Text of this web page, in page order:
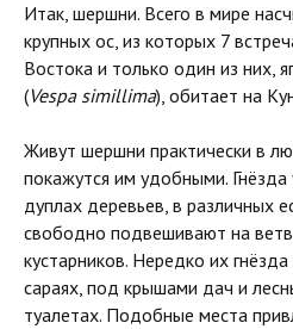
Итак, шершни. Всего в мире
крупных ос, из которых 7
Востока и только один из них,
(Vespa simillima), обитает на
Живут шершни практически в
покажутся им удобными.
дуплах деревьев, в различных
свободно подвешивают на
кустарников. Нередко их
сараях, под крышами дач и
туалетах. Подобные места